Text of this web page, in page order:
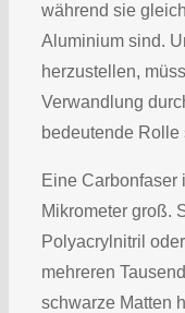
während sie
Aluminium sind.
herzustellen,
Verwandlung
bedeutende Rolle
Eine Carbonfaser
Mikrometer groß.
Polyacrylnitril
mehreren
schwarze Matten